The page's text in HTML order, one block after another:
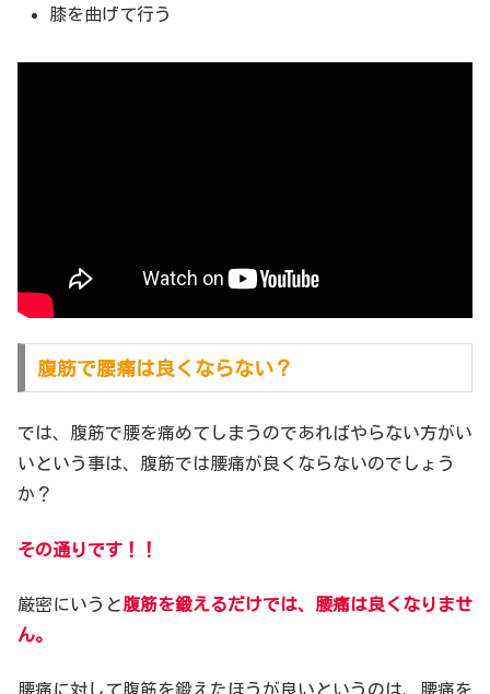
膝を曲げて行う
腹筋で腰痛は良くならない？
では、腹筋で腰を痛めてしまうのであればやらない方がい
いという事は、腹筋では腰痛が良くならないのでしょう
か？
その通りです！！
厳密にいうと腹筋を鍛えるだけでは、腰痛は良くなりませ
ん。
腰痛に対して腹筋を鍛えたほうが良いというのは、腰痛を